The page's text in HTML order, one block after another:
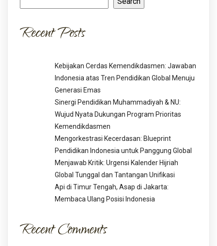
Recent Posts
Kebijakan Cerdas Kemendikdasmen: Jawaban
Indonesia atas Tren Pendidikan Global Menuju
Generasi Emas
Sinergi Pendidikan Muhammadiyah & NU:
Wujud Nyata Dukungan Program Prioritas
Kemendikdasmen
Mengorkestrasi Kecerdasan: Blueprint
Pendidikan Indonesia untuk Panggung Global
Menjawab Kritik: Urgensi Kalender Hijriah
Global Tunggal dan Tantangan Unifikasi
Api di Timur Tengah, Asap di Jakarta:
Membaca Ulang Posisi Indonesia
Recent Comments